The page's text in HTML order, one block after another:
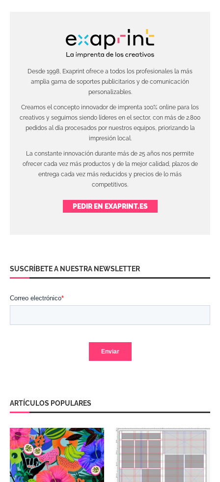
Desde 1998, Exaprint ofrece a todos los profesionales la más
amplia gama de soportes publicitarios y de comunicación
personalizables.
Creamos el concepto innovador de imprenta 100% online para los
creativos y seguimos siendo líderes en el sector, con más de 2.800
pedidos al día procesados por nuestros equipos, priorizando la
impresión local.
La constante innovación durante más de 25 años nos permite
ofrecer cada vez más productos y de la mejor calidad, plazos de
entrega cada vez más reducidos y precios de lo más
competitivos.
PEDIR EN EXAPRINT.ES
SUSCRÍBETE A NUESTRA NEWSLETTER
ARTÍCULOS POPULARES